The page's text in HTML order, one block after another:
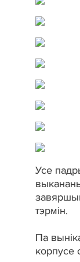
Усе
тэрмін.
Па
корпусе